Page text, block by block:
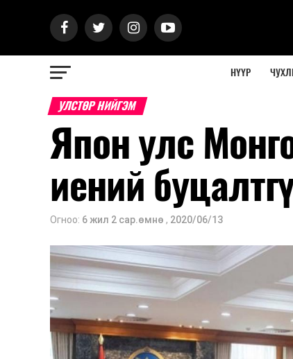
НҮҮР
УЛСТӨР НИЙГЭМ
Япон улс
иений
Огноо: 6 жил 2 сар.өмнө , 2020/06/13